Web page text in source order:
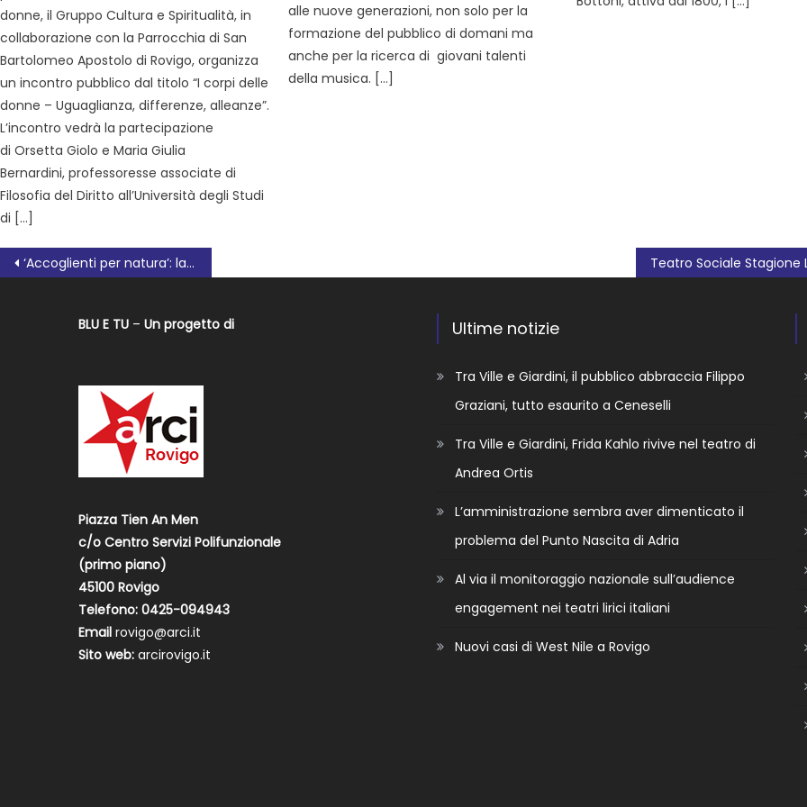
donne, il Gruppo Cultura e Spiritualità, in
collaborazione con la Parrocchia di San
Bartolomeo Apostolo di Rovigo, organizza
un incontro pubblico dal titolo “I corpi delle
donne – Uguaglianza, differenze, alleanze”.
L’incontro vedrà la partecipazione
di Orsetta Giolo e Maria Giulia
Bernardini, professoresse associate di
Filosofia del Diritto all’Università degli Studi
di […]
alle nuove generazioni, non solo per la
formazione del pubblico di domani ma
anche per la ricerca di giovani talenti
della musica. […]
‘Accoglienti per natura’: la tua scelta differente
BLU E TU –Un progetto di
Piazza Tien An Men
c/o Centro Servizi Polifunzionale
(primo piano)
45100 Rovigo
Telefono: 0425-094943
Emailrovigo@arci.it
Sito web:arcirovigo.it
Ultime notizie
Tra Ville e Giardini, il pubblico abbraccia Filippo
Graziani, tutto esaurito a Ceneselli
Tra Ville e Giardini, Frida Kahlo rivive nel teatro di
Andrea Ortis
L’amministrazione sembra aver dimenticato il
problema del Punto Nascita di Adria
Al via il monitoraggio nazionale sull’audience
engagement nei teatri lirici italiani
Nuovi casi di West Nile a Rovigo